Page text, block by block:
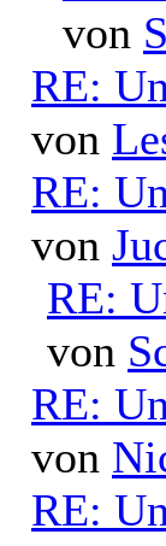
von
RE:
von
RE:
von
RE:
von
RE:
von
RE: